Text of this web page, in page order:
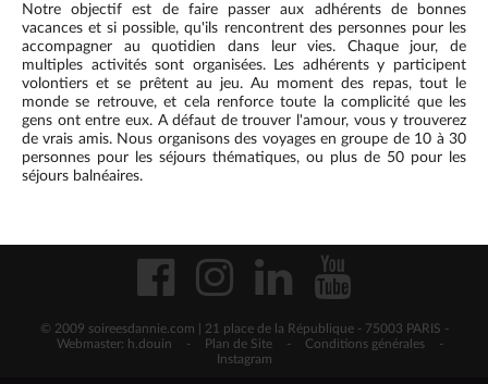
Notre objectif est de faire passer aux adhérents de bonnes
vacances et si possible, qu'ils rencontrent des personnes pour les
accompagner au quotidien dans leur vies. Chaque jour, de
multiples activités sont organisées. Les adhérents y participent
volontiers et se prêtent au jeu. Au moment des repas, tout le
monde se retrouve, et cela renforce toute la complicité que les
gens ont entre eux. A défaut de trouver l'amour, vous y trouverez
de vrais amis. Nous organisons des voyages en groupe de 10 à 30
personnes pour les séjours thématiques, ou plus de 50 pour les
séjours balnéaires.
© 2009 soireesdannie.com | 21 place de la République - 75003 PARIS -
Webmaster: h.douin
- Plan de Site - Conditions générales
-
Instagram